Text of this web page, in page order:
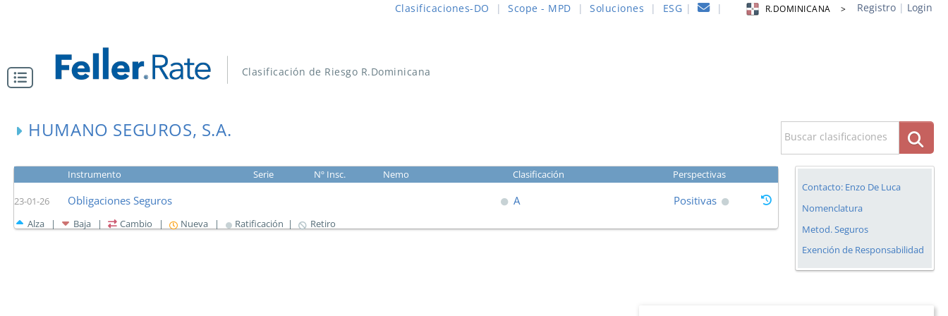
Clasificación de Riesgo R.Dominicana
Clasificaciones-DO |Scope - MPD |Soluciones | ESG | | R.DOMINICANA > Registro| Login
HUMANO SEGUROS, S.A. Buscar clasificaciones
Instrumento Serie Nº Insc. Nemo Clasificación Perspectivas
23-01-26 Obligaciones Seguros A Positivas
Alza | Baja | Cambio | Nueva | Ratificación | Retiro
Contacto: Enzo De Luca
Nomenclatura
Metod. Seguros
Exención de Responsabilidad